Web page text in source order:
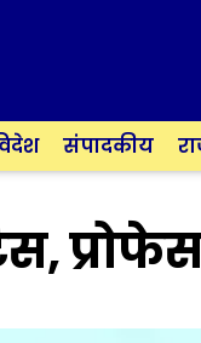
संपादकीय